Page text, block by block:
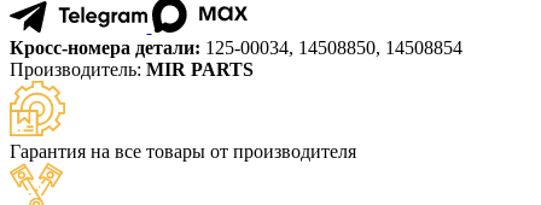
Кросс-номера детали: 125-00034, 14508850, 14508854
Производитель: MIR PARTS
Гарантия на все товары от производителя